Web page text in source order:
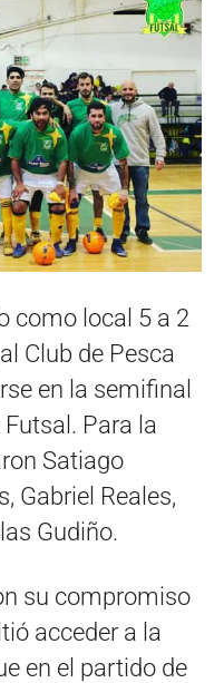
como local 5 a 2
Club de Pesca
en la semifinal
Para la
Satiago
Gabriel Reales,
Gudiño.
su compromiso
acceder a la
en el partido de